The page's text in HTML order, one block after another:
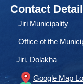
Contact
Jiri Municipality
Office of the
Jiri, Dolakha
Google Map